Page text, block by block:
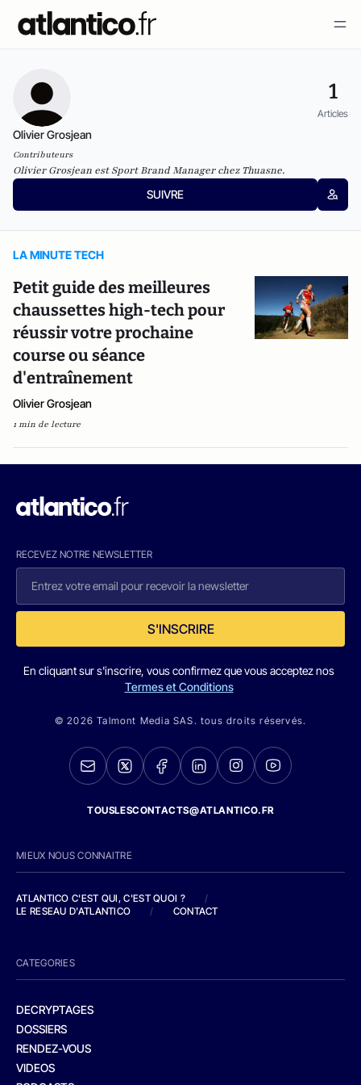
1
Articles
Olivier Grosjean
Contributeurs
Olivier Grosjean est Sport Brand Manager chez Thuasne.
SUIVRE
LA MINUTE TECH
Petit guide des meilleures
chaussettes high-tech pour
réussir votre prochaine
course ou séance
d'entraînement
Olivier Grosjean
1 min de lecture
RECEVEZ NOTRE NEWSLETTER
S'INSCRIRE
En cliquant sur s'inscrire, vous confirmez que vous acceptez nos
Termes et Conditions
© 2026 Talmont Media SAS. tous droits réservés.
TOUSLESCONTACTS@ATLANTICO.FR
MIEUX NOUS CONNAITRE
ATLANTICO C'EST QUI, C'EST QUOI ?
/
LE RESEAU D'ATLANTICO
/ CONTACT
CATEGORIES
DECRYPTAGES
DOSSIERS
RENDEZ-VOUS
VIDEOS